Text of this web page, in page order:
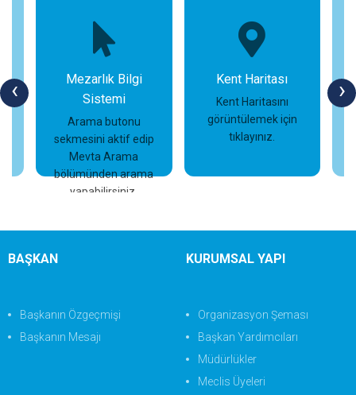
‹ ›
Mezarlık Bilgi
Sistemi
Arama butonu
sekmesini aktif edip
Mevta Arama
bölümünden arama
yapabilirsiniz.
İncele
Kent Haritası
Kent Haritasını
görüntülemek için
tıklayınız.
BAŞKAN
Başkanın Özgeçmişi
Başkanın Mesajı
KURUMSAL YAPI
Organizasyon Şeması
Başkan Yardımcıları
Müdürlükler
Meclis Üyeleri